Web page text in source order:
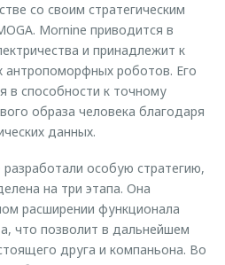
со своим стратегическим
Mornine приводится в
и принадлежит к
антропоморфных роботов. Его
в способности к точному
образа человека благодаря
данных.
разработали особую стратегию,
на три этапа. Она
расширении функционала
что позволит в дальнейшем
друга и компаньона. Во